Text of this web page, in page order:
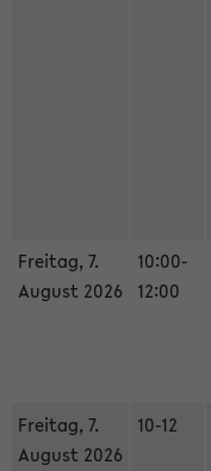
Freitag, 7.
August 2026
10:00-
12:00
Freitag, 7.
August 2026
10-12